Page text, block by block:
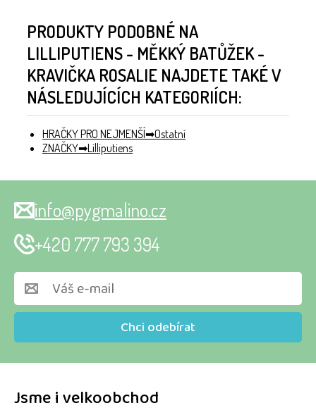
PRODUKTY PODOBNÉ NA
LILLIPUTIENS - MĚKKÝ BATŮŽEK -
KRAVIČKA ROSALIE NAJDETE TAKÉ V
NÁSLEDUJÍCÍCH KATEGORIÍCH:
HRAČKY PRO NEJMENŠÍ
Ostatní
ZNAČKY
Lilliputiens
Jsme i velkoobchod
Chci odebírat
info@pygmalino.cz
+420 777 793 394